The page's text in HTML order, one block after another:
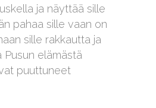
ja näyttää sille
pahaa sille vaan on
sille rakkautta ja
elämästä
puuttuneet